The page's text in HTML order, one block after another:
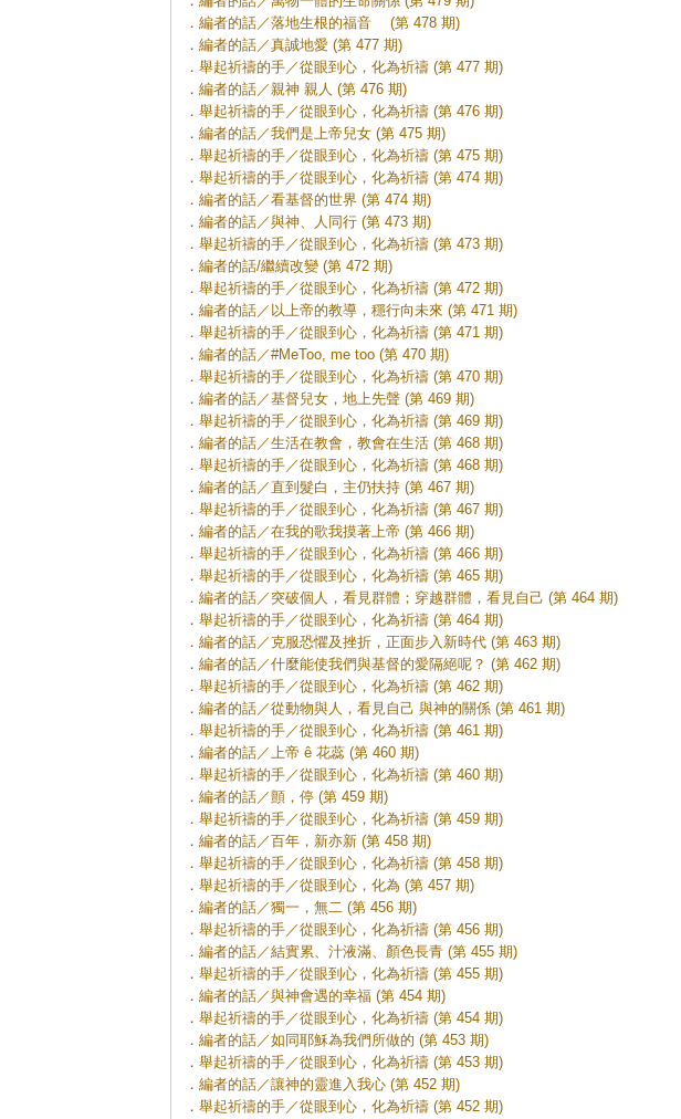
． 編者的話／落地生根的福音 (第 478 期)
． 編者的話／真誠地愛 (第 477 期)
． 舉起祈禱的手／從眼到心，化為祈禱 (第 477 期)
． 編者的話／親神 親人 (第 476 期)
． 舉起祈禱的手／從眼到心，化為祈禱 (第 476 期)
． 編者的話／我們是上帝兒女 (第 475 期)
． 舉起祈禱的手／從眼到心，化為祈禱 (第 475 期)
． 舉起祈禱的手／從眼到心，化為祈禱 (第 474 期)
． 編者的話／看基督的世界 (第 474 期)
． 編者的話／與神、人同行 (第 473 期)
． 舉起祈禱的手／從眼到心，化為祈禱 (第 473 期)
． 編者的話/繼續改變 (第 472 期)
． 舉起祈禱的手／從眼到心，化為祈禱 (第 472 期)
． 編者的話／以上帝的教導，穩行向未來 (第 471 期)
． 舉起祈禱的手／從眼到心，化為祈禱 (第 471 期)
． 編者的話／#MeToo, me too (第 470 期)
． 舉起祈禱的手／從眼到心，化為祈禱 (第 470 期)
． 編者的話／基督兒女，地上先聲 (第 469 期)
． 舉起祈禱的手／從眼到心，化為祈禱 (第 469 期)
． 編者的話／生活在教會，教會在生活 (第 468 期)
． 舉起祈禱的手／從眼到心，化為祈禱 (第 468 期)
． 編者的話／直到髮白，主仍扶持 (第 467 期)
． 舉起祈禱的手／從眼到心，化為祈禱 (第 467 期)
． 編者的話／在我的歌我摸著上帝 (第 466 期)
． 舉起祈禱的手／從眼到心，化為祈禱 (第 466 期)
． 舉起祈禱的手／從眼到心，化為祈禱 (第 465 期)
． 編者的話／突破個人，看見群體；穿越群體，看見自己 (第 464 期)
． 舉起祈禱的手／從眼到心，化為祈禱 (第 464 期)
． 編者的話／克服恐懼及挫折，正面步入新時代 (第 463 期)
． 編者的話／什麼能使我們與基督的愛隔絕呢？ (第 462 期)
． 舉起祈禱的手／從眼到心，化為祈禱 (第 462 期)
． 編者的話／從動物與人，看見自己 與神的關係 (第 461 期)
． 舉起祈禱的手／從眼到心，化為祈禱 (第 461 期)
． 編者的話／上帝 ê 花蕊 (第 460 期)
． 舉起祈禱的手／從眼到心，化為祈禱 (第 460 期)
． 編者的話／顫，停 (第 459 期)
． 舉起祈禱的手／從眼到心，化為祈禱 (第 459 期)
． 編者的話／百年，新亦新 (第 458 期)
． 舉起祈禱的手／從眼到心，化為祈禱 (第 458 期)
． 舉起祈禱的手／從眼到心，化為 (第 457 期)
． 編者的話／獨一，無二 (第 456 期)
． 舉起祈禱的手／從眼到心，化為祈禱 (第 456 期)
． 編者的話／結實累、汁液滿、顏色長青 (第 455 期)
． 舉起祈禱的手／從眼到心，化為祈禱 (第 455 期)
． 編者的話／與神會遇的幸福 (第 454 期)
． 舉起祈禱的手／從眼到心，化為祈禱 (第 454 期)
． 編者的話／如同耶穌為我們所做的 (第 453 期)
． 舉起祈禱的手／從眼到心，化為祈禱 (第 453 期)
． 編者的話／讓神的靈進入我心 (第 452 期)
． 舉起祈禱的手／從眼到心，化為祈禱 (第 452 期)